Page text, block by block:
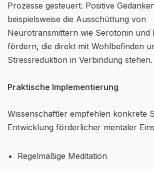
Prozesse gesteuert. Positive
beispielsweise die Ausschüttung von
Neurotransmittern wie Serotonin und
fördern, die direkt mit Wohlbefinden
Stressreduktion in Verbindung stehen.
Praktische Implementierung
Wissenschaftler empfehlen konkrete
Entwicklung förderlicher mentaler
Regelmäßige Meditation